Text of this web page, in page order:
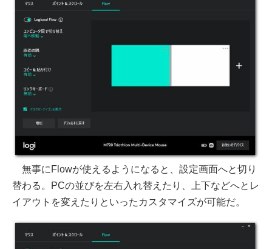
無事にFlowが使えるようになると、設定画面へと切り
替わる。PCの並びを左右入れ替えたり、上下などへとレ
イアウトを変えたりといったカスタマイズが可能だ。